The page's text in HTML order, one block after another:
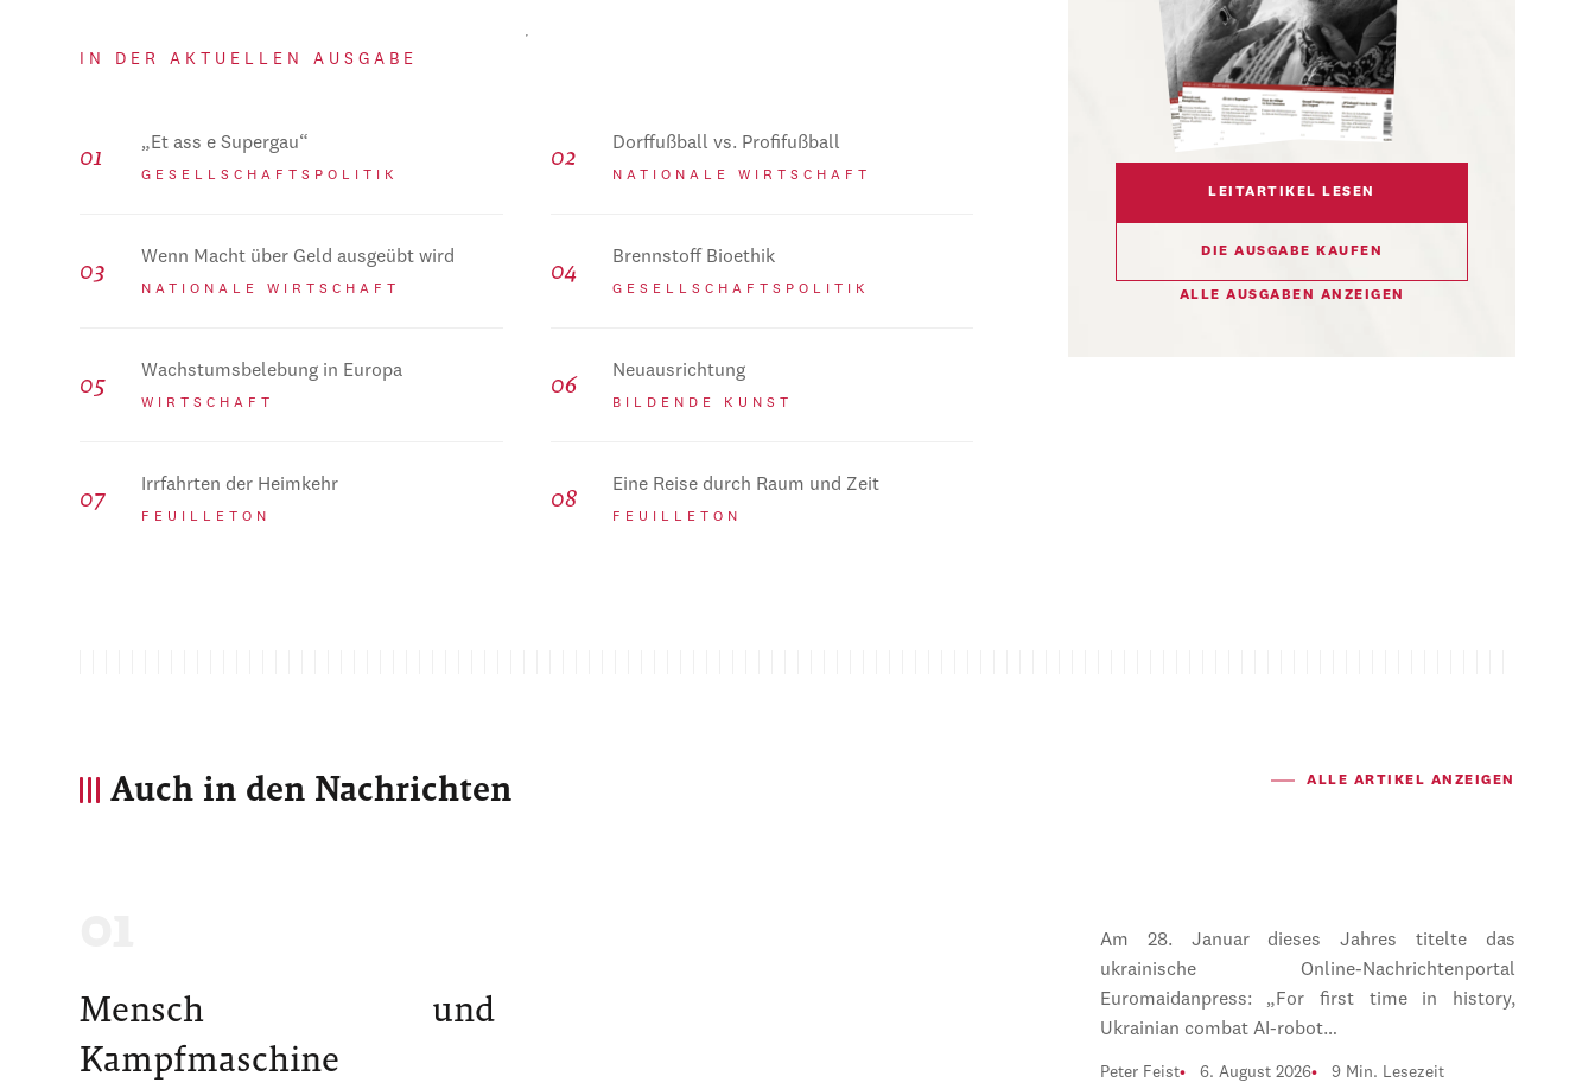
IN DER AKTUELLEN AUSGABE
„Et ass e Supergau“
GESELLSCHAFTSPOLITIK
Dorffußball vs. Profifußball
NATIONALE WIRTSCHAFT
Wenn Macht über Geld ausgeübt wird
NATIONALE WIRTSCHAFT
Brennstoff Bioethik
GESELLSCHAFTSPOLITIK
Wachstumsbelebung in Europa
WIRTSCHAFT
Neuausrichtung
BILDENDE KUNST
Irrfahrten der Heimkehr
FEUILLETON
Eine Reise durch Raum und Zeit
FEUILLETON
LEITARTIKEL LESEN
DIE AUSGABE KAUFEN
ALLE AUSGABEN ANZEIGEN
Auch in den Nachrichten ALLE ARTIKEL ANZEIGEN
Mensch und
Kampfmaschine
Am 28. Januar dieses Jahres titelte das
ukrainische Online-Nachrichtenportal
Euromaidanpress: „For first time in history,
Ukrainian combat AI-robot…
Peter Feist 6. August 2026 9 Min. Lesezeit